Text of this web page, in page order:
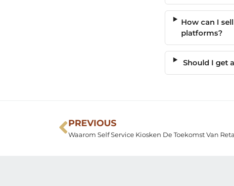
How can I
platforms?
Should I get
PREVIOUS
Waarom Self Service Kiosken De Toekomst Van